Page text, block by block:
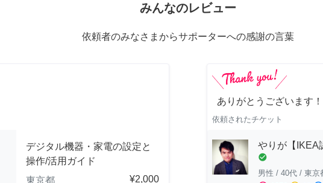
みんなのレビュー
依頼者のみなさまからサポーターへの感謝の言葉
デジタル機器・家電の設定と
操作/活用ガイド
東京都
¥2,000
ありがとうございます！
依頼されたチケット
やりが【IKEA
check_circle
男性 / 40代 / 東京